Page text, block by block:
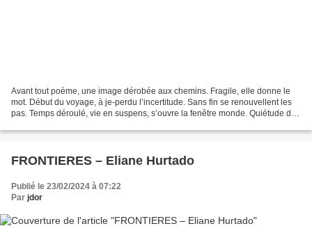
Avant tout poème, une image dérobée aux chemins. Fragile, elle donne le
mot. Début du voyage, à je-perdu l’incertitude. Sans fin se renouvellent les
pas. Temps déroulé, vie en suspens, s’ouvre la fenêtre monde. Quiétude de
FRONTIERES – Eliane Hurtado
Publié le 23/02/2024 à 07:22
Par jdor